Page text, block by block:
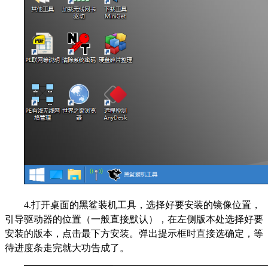
4.打开桌面的黑鲨装机工具，选择好要安装的镜像位置，
引导驱动器的位置（一般直接默认），在左侧版本处选择好要
安装的版本，点击最下方安装。弹出提示框时直接选确定，等
待进度条走完就大功告成了。